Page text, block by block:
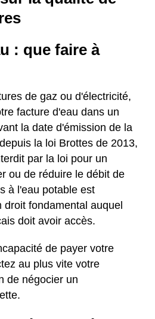
: que faire à
de gaz ou d'électricité,
facture d'eau dans un
la date d'émission de la
la loi Brottes de 2013,
par la loi pour un
ou de réduire le débit de
à l'eau potable est
fondamental auquel
doit avoir accès.
de payer votre
au plus vite votre
de négocier un